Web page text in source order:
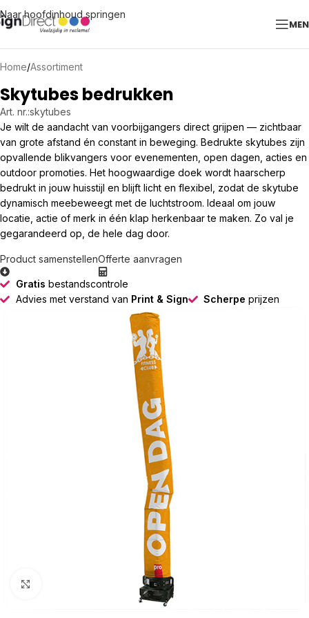
Naar hoofdinhoud springen
Home/Assortiment
Skytubes bedrukken
Art. nr.:skytubes
Je wilt de aandacht van voorbijgangers direct grijpen — zichtbaar
van grote afstand én constant in beweging. Bedrukte skytubes zijn
opvallende blikvangers voor evenementen, open dagen, acties en
outdoor promoties. Het hoogwaardige doek wordt haarscherp
bedrukt in jouw huisstijl en blijft licht en flexibel, zodat de skytube
dynamisch meebeweegt met de luchtstroom. Ideaal om jouw
locatie, actie of merk in één klap herkenbaar te maken. Zo val je
gegarandeerd op, de hele dag door.
Product samenstellenOfferte aanvragen
Gratis bestandscontrole
Advies met verstand van Print & Sign Scherpe prijzen